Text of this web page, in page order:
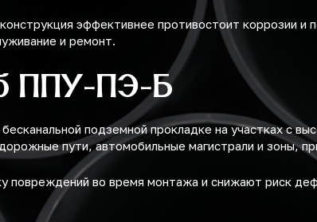
эффективнее противостоит коррозии и
и ремонт.
ППУ-ПЭ-Б
подземной прокладке на участках с
пути, автомобильные магистрали и зоны,
повреждений во время монтажа и снижают риск